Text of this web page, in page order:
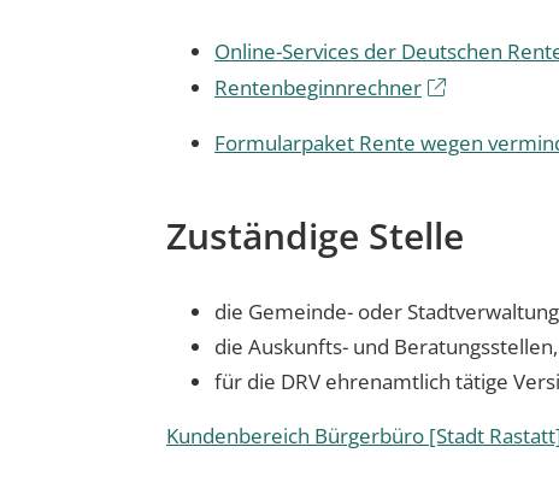
Online-Services der Deutschen
Rentenbeginnrechner
Formularpaket Rente wegen
Zuständige Stelle
die Gemeinde- oder
die Auskunfts- und
für die DRV ehrenamtlich tätige
Kundenbereich Bürgerbüro [Stadt